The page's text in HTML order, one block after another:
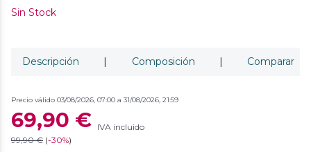
Sin Stock
Descripción | Composición | Comparar
Precio válido 03/08/2026, 07:00 a 31/08/2026, 21:59
69,90 € IVA incluido
99,90 € (-30%)